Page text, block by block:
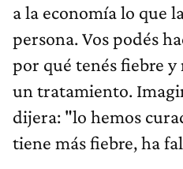
a la economía lo que
persona. Vos podés
por qué tenés fiebre y
un tratamiento.
dijera: "lo hemos
tiene más fiebre, ha